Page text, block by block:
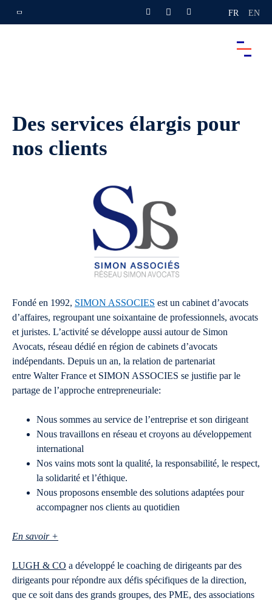
FR EN
Des services élargis pour
nos clients
Fondé en 1992, SIMON ASSOCIES est un cabinet d’avocats
d’affaires, regroupant une soixantaine de professionnels, avocats
et juristes. L’activité se développe aussi autour de Simon
Avocats, réseau dédié en région de cabinets d’avocats
indépendants. Depuis un an, la relation de partenariat
entre Walter France et SIMON ASSOCIES se justifie par le
partage de l’approche entrepreneuriale:
Nous sommes au service de l’entreprise et son dirigeant
Nous travaillons en réseau et croyons au développement
international
Nos vains mots sont la qualité, la responsabilité, le respect,
la solidarité et l’éthique.
Nous proposons ensemble des solutions adaptées pour
accompagner nos clients au quotidien
En savoir +​
LUGH & CO a développé le coaching de dirigeants par des
dirigeants pour répondre aux défis spécifiques de la direction,
que ce soit dans des grands groupes, des PME, des associations